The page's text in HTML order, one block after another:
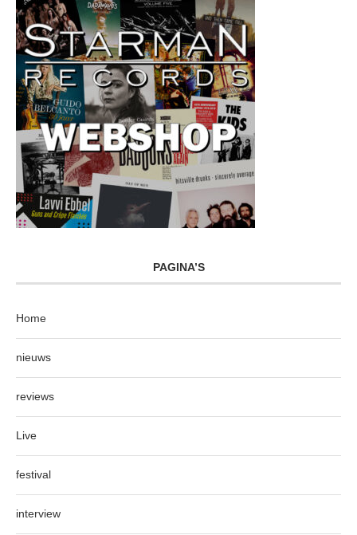
PAGINA’S
Home
nieuws
reviews
Live
festival
interview